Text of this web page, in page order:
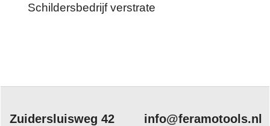
Schildersbedrijf verstrate
Zuidersluisweg 42
info@feramotools.nl